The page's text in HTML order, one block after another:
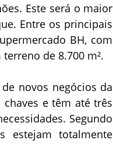
Este será o maior
Entre os principais
BH, com
de 8.700 m².
novos negócios da
e têm até três
Segundo
estejam totalmente